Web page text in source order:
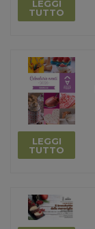
LEGGI
TUTTO
LEGGI
TUTTO